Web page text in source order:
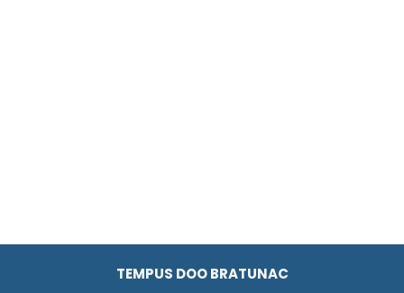
TEMPUS DOO BRATUNAC